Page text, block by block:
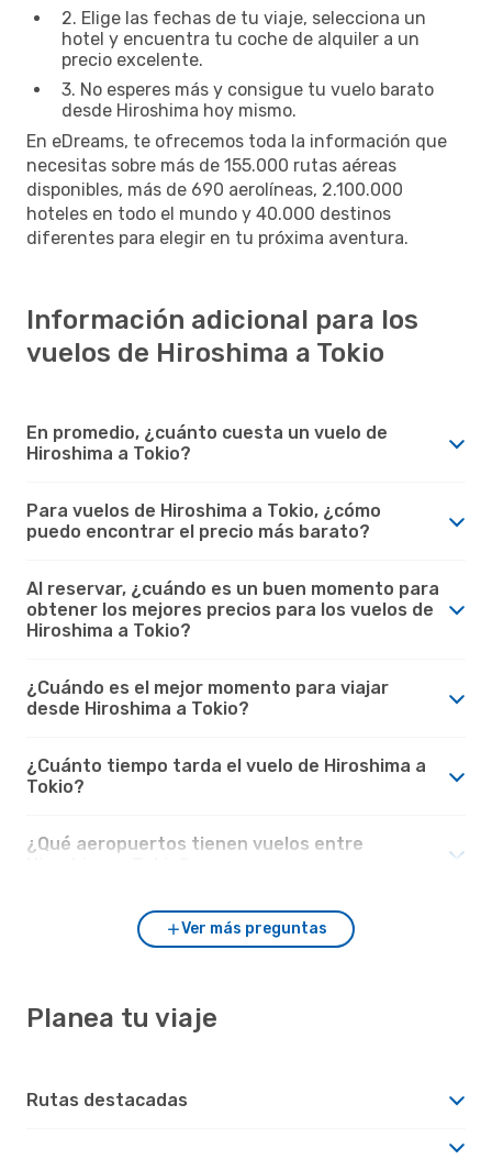
2. Elige las fechas de tu viaje, selecciona un
hotel y encuentra tu coche de alquiler a un
precio excelente.
3. No esperes más y consigue tu vuelo barato
desde Hiroshima hoy mismo.
En eDreams, te ofrecemos toda la información que
necesitas sobre más de 155.000 rutas aéreas
disponibles, más de 690 aerolíneas, 2.100.000
hoteles en todo el mundo y 40.000 destinos
diferentes para elegir en tu próxima aventura.
Información adicional para los
vuelos de Hiroshima a Tokio
En promedio, ¿cuánto cuesta un vuelo de
Hiroshima a Tokio?
Para vuelos de Hiroshima a Tokio, ¿cómo
puedo encontrar el precio más barato?
Al reservar, ¿cuándo es un buen momento para
obtener los mejores precios para los vuelos de
Hiroshima a Tokio?
¿Cuándo es el mejor momento para viajar
desde Hiroshima a Tokio?
¿Cuánto tiempo tarda el vuelo de Hiroshima a
Tokio?
¿Qué aeropuertos tienen vuelos entre
Ver más preguntas
Planea tu viaje
Rutas destacadas